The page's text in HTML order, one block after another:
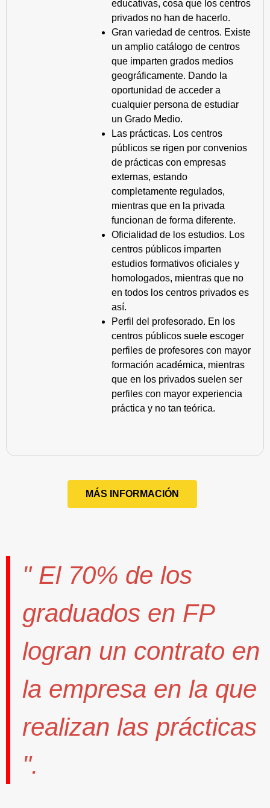
educativas, cosa que los centros
privados no han de hacerlo.
Gran variedad de centros. Existe
un amplio catálogo de centros
que imparten grados medios
geográficamente. Dando la
oportunidad de acceder a
cualquier persona de estudiar
un Grado Medio.
Las prácticas. Los centros
públicos se rigen por convenios
de prácticas con empresas
externas, estando
completamente regulados,
mientras que en la privada
funcionan de forma diferente.
Oficialidad de los estudios. Los
centros públicos imparten
estudios formativos oficiales y
homologados, mientras que no
en todos los centros privados es
así.
Perfil del profesorado. En los
centros públicos suele escoger
perfiles de profesores con mayor
formación académica, mientras
que en los privados suelen ser
perfiles con mayor experiencia
práctica y no tan teórica.
MÁS INFORMACIÓN
" El 70% de los
graduados en FP
logran un contrato en
la empresa en la que
realizan las prácticas
".